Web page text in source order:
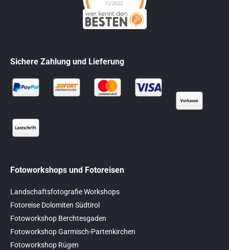
Sichere Zahlung und Lieferung
Fotoworkshops und Fotoreisen
Landschaftsfotografie Workshops
Fotoreise Dolomiten Südtirol
Fotoworkshop Berchtesgaden
Fotoworkshop Garmisch-Partenkirchen
Fotoworkshop Rügen